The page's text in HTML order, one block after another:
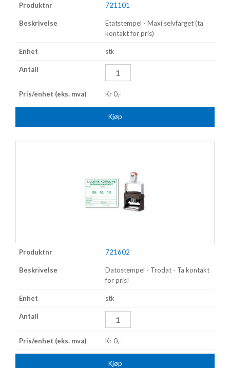
721101
Etatstempel - Maxi selvfarget (ta
kontakt for pris)
stk
Kr 0,-
Kjøp
721602
Datostempel - Trodat - Ta kontakt
for pris!
stk
Kr 0,-
Kjøp